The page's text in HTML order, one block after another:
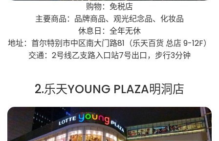
购物：免税店
主要商品：品牌商品、观光纪念品、化妆品
休息日：全年无休
地址：首尔特别市中区南大门路81（乐天百货 总店 9-12F）
交通：2号线乙支路入口站7号出口，步行3分钟
2.乐天YOUNG PLAZA明洞店